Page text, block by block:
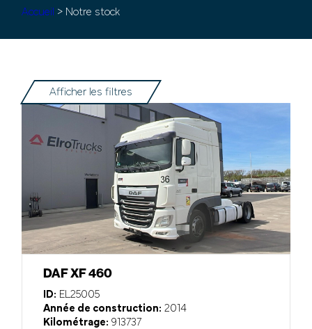
Accueil > Notre stock
Afficher les filtres
DAF XF 460
ID: EL25005
Année de construction: 2014
Kilométrage: 913737